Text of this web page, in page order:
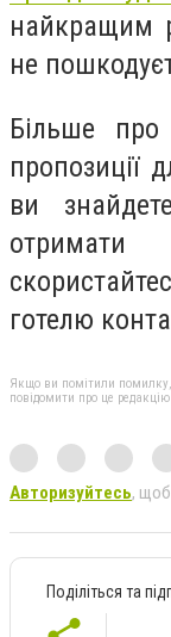
найкращим
не
Більше
пропозиції
ви
отримати
готелю
Якщо ви помітили помилку,
повідомити про це редакцію
Авторизуйтесь, щоб
Поділіться та